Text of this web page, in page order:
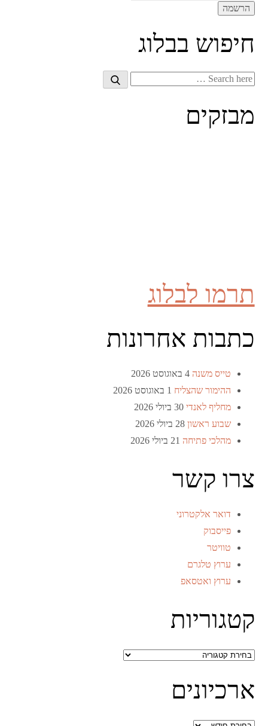
חיפוש בבלוג
Search
Search
מבזקים
תרמו לבלוג
כתבות אחרונות
טייס משנה 4 באוגוסט 2026
ההימור שהצליח 1 באוגוסט 2026
מחליף לאנדי 30 ביולי 2026
שבוע ראשון 28 ביולי 2026
מהלכי פתיחה 21 ביולי 2026
צרו קשר
דואר אלקטרוני
פייסבוק
טוויטר
ערוץ טלגרם
ערוץ ואטסאפ
קטגוריות
קטגוריות
ארכיונים